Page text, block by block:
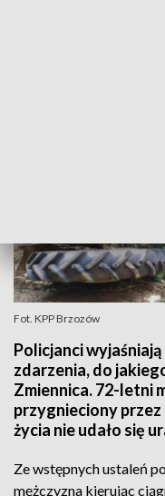
Fot. KPP Brzozów
Policjanci
zdarzenia, do
Zmiennica. 72-letni
przygnieciony
życia nie udało się
Ze wstępnych ustaleń
mężczyzna kierując